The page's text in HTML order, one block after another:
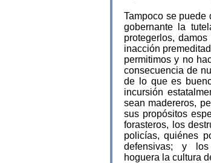
Tampoco se puede
gobernante la
protegerlos,
inacción
permitimos y no
consecuencia de
de lo que es
incursión
sean madereros,
sus propósitos
forasteros, los
policías, quiénes
defensivas; y los
hoguera la cultura